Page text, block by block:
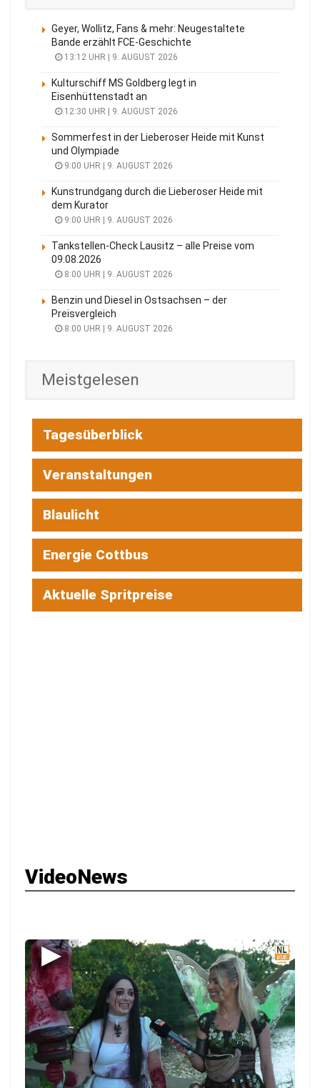
Geyer, Wollitz, Fans & mehr: Neugestaltete
Bande erzählt FCE-Geschichte
13:12 UHR | 9. AUGUST 2026
Kulturschiff MS Goldberg legt in
Eisenhüttenstadt an
12:30 UHR | 9. AUGUST 2026
Sommerfest in der Lieberoser Heide mit Kunst
und Olympiade
9:00 UHR | 9. AUGUST 2026
Kunstrundgang durch die Lieberoser Heide mit
dem Kurator
9:00 UHR | 9. AUGUST 2026
Tankstellen-Check Lausitz – alle Preise vom
09.08.2026
8:00 UHR | 9. AUGUST 2026
Benzin und Diesel in Ostsachsen – der
Preisvergleich
8:00 UHR | 9. AUGUST 2026
Meistgelesen
Tagesüberblick
Veranstaltungen
Blaulicht
Energie Cottbus
Aktuelle Spritpreise
VideoNews
▶